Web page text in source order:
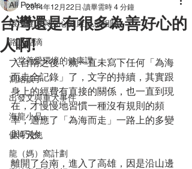
All Posts
環境健康與身心健康息息相關
路上點滴
一堂善愛環境的健康課
寫給孩子
出發文與重大事件
海龍小品
健海天使
龍（媽）窩計劃
台灣還是有很多為善好心的
人啊!
2014年12月22日 讀畢需時 4 分鐘
入台南之後，就一直未寫下任何「為海
而走全記錄」了，文字的持續，其實跟
身上的經費有直接的關係，也一直到現
在，才慢慢地習慣一種沒有規則的頻
率，適應了「為海而走」一路上的多變
與巧妙。
離開了台南，進入了高雄，因是沿山邊